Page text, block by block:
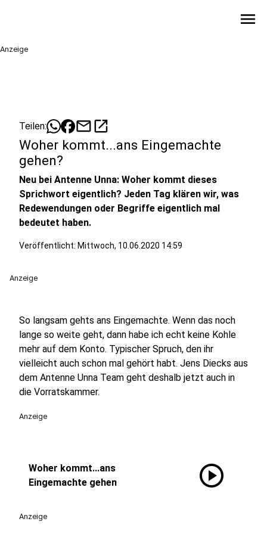
menu
Anzeige
Teilen: mailopen_in_new
Woher kommt...ans Eingemachte
gehen?
Neu bei Antenne Unna: Woher kommt dieses
Sprichwort eigentlich? Jeden Tag klären wir, was
Redewendungen oder Begriffe eigentlich mal
bedeutet haben.
Veröffentlicht: Mittwoch, 10.06.2020 14:59
Anzeige
So langsam gehts ans Eingemachte. Wenn das noch
lange so weite geht, dann habe ich echt keine Kohle
mehr auf dem Konto. Typischer Spruch, den ihr
vielleicht auch schon mal gehört habt. Jens Diecks aus
dem Antenne Unna Team geht deshalb jetzt auch in
die Vorratskammer.
Anzeige
Woher kommt...ans
Eingemachte gehen
play_circle
Anzeige